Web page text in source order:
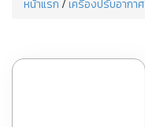
หน้าแรก/เครื่องปรับอากาศ